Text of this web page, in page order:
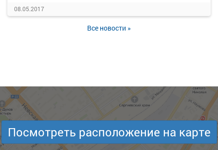
08.05.2017
Все новости »
Посмотреть расположение на карте